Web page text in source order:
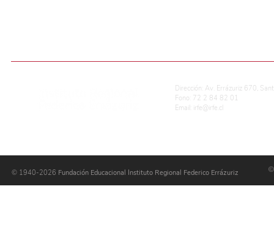
Dirección: Av. Errázuriz 670,
Fono: 72 2 84 82 01
Email:
irfe@irfe.cl
© 1940-2026 Fundación Educacional Instituto Regional Federico Errázuriz ©